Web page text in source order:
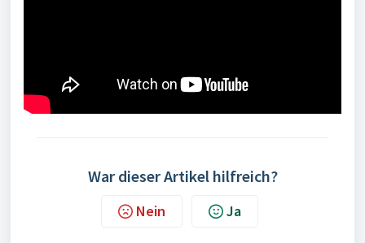
War dieser Artikel hilfreich?
Nein Ja